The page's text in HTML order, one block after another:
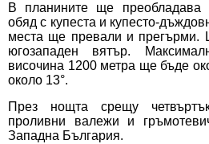
В планините ще преобладава
обяд с купеста и купесто-
места ще превали и прегърми.
югозападен вятър.
височина 1200 метра ще бъде
около 13°.
През нощта срещу
проливни валежи и
Западна България.